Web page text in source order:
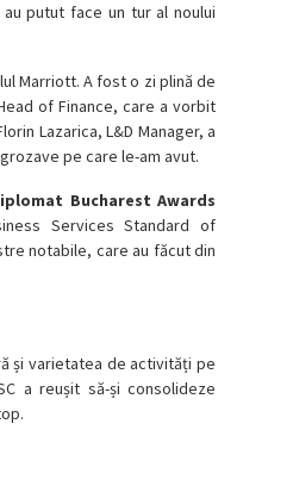
putut face un tur al noului
Marriott. A fost o zi plină de
of Finance, care a vorbit
Lazarica, L&D Manager, a
pe care le-am avut.
Bucharest Awards
Services Standard of
notabile, care au făcut din
și varietatea de activități pe
a reușit să-și consolideze